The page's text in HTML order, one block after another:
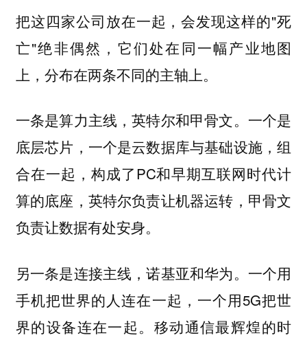
把这四家公司放在一起，会发现这样的"死
亡"绝非偶然，它们处在同一幅产业地图
上，分布在两条不同的主轴上。
一条是算力主线，英特尔和甲骨文。 一个是
底层芯片，一个是云数据库与基础设施，组
合在一起，构成了PC和早期互联网时代计
算的底座，英特尔负责让机器运转，甲骨文
负责让数据有处安身。
另一条是连接主线，诺基亚和华为。 一个用
手机把世界的人连在一起，一个用5G把世
界的设备连在一起。移动通信最辉煌的时